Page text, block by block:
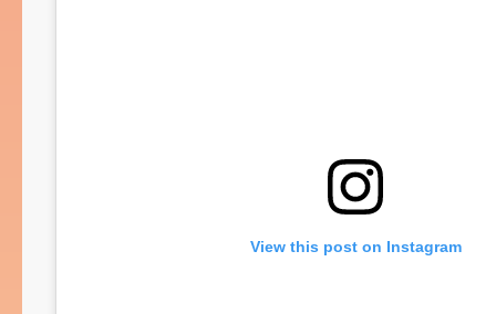
View this post on Instagram